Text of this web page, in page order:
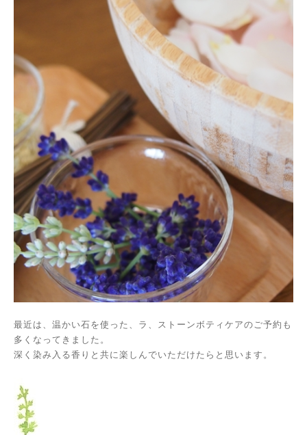
最近は、温かい石を使った、ラ、ストーンボティケアのご予約も
多くなってきました。
深く染み入る香りと共に楽しんでいただけたらと思います。